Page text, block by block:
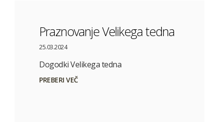
Praznovanje Velikega tedna
25.03.2024
Dogodki Velikega tedna
PREBERI VEČ